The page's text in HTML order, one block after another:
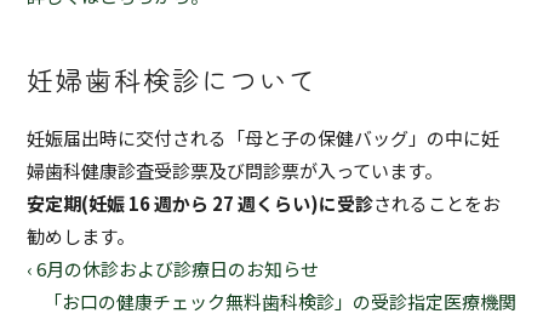
妊婦歯科検診について
妊娠届出時に交付される「母と子の保健バッグ」の中に妊
婦歯科健康診査受診票及び問診票が入っています。
安定期(妊娠 16 週から 27 週くらい)に受診されることをお
勧めします。
‹ 6月の休診および診療日のお知らせ
「お口の健康チェック無料歯科検診」の受診指定医療機関